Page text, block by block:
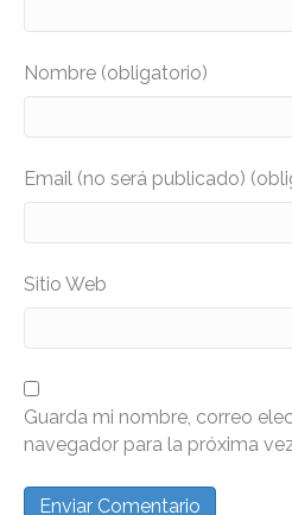
Nombre (obligatorio)
Email (no será publicado)
Sitio Web
Guarda mi nombre, correo
navegador para la próxima